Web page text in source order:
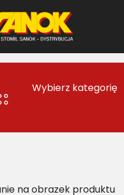
Wybierz kategorię
> CL